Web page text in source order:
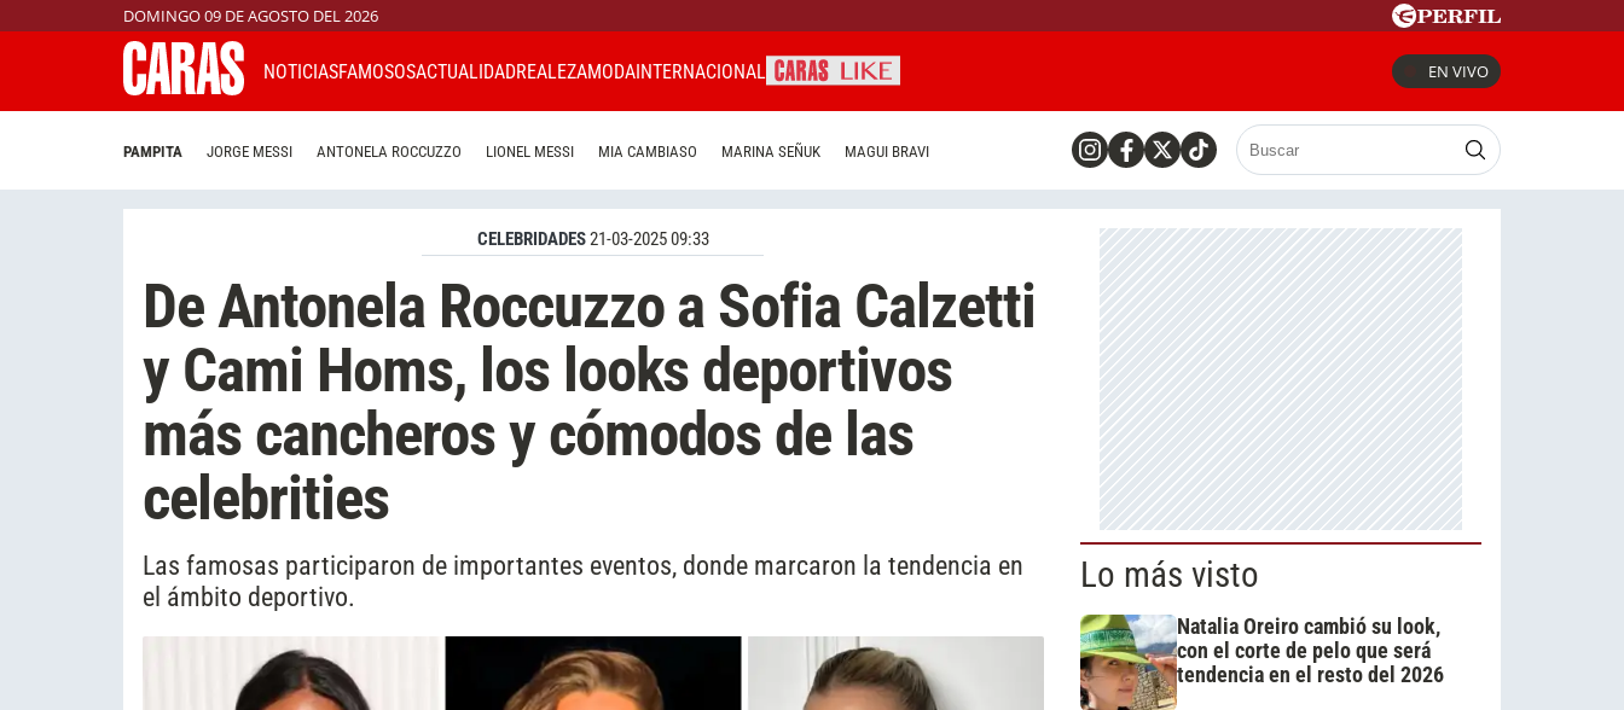
DOMINGO 09 DE AGOSTO DEL 2026
NOTICIASFAMOSOSACTUALIDADREALEZAMODAINTERNACIONAL EN VIVO
PAMPITA JORGE MESSI ANTONELA ROCCUZZO LIONEL MESSI MIA CAMBIASO MARINA SEÑUK MAGUI BRAVI
CELEBRIDADES21-03-2025 09:33
De Antonela Roccuzzo a Sofia Calzetti
y Cami Homs, los looks deportivos
más cancheros y cómodos de las
celebrities
Las famosas participaron de importantes eventos, donde marcaron la tendencia en
el ámbito deportivo.
Lo más visto
Natalia Oreiro cambió su look,
con el corte de pelo que será
tendencia en el resto del 2026